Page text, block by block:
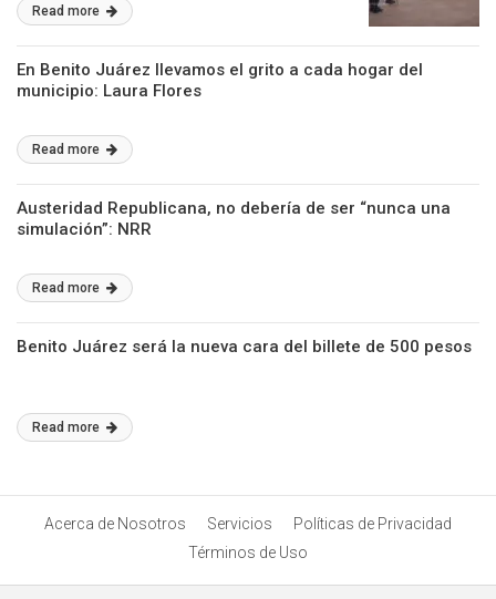
Read more
En Benito Juárez llevamos el grito a cada hogar del
municipio: Laura Flores
Read more
Austeridad Republicana, no debería de ser “nunca una
simulación”: NRR
Read more
Benito Juárez será la nueva cara del billete de 500 pesos
Read more
Acerca de Nosotros Servicios
Políticas de Privacidad
Términos de Uso